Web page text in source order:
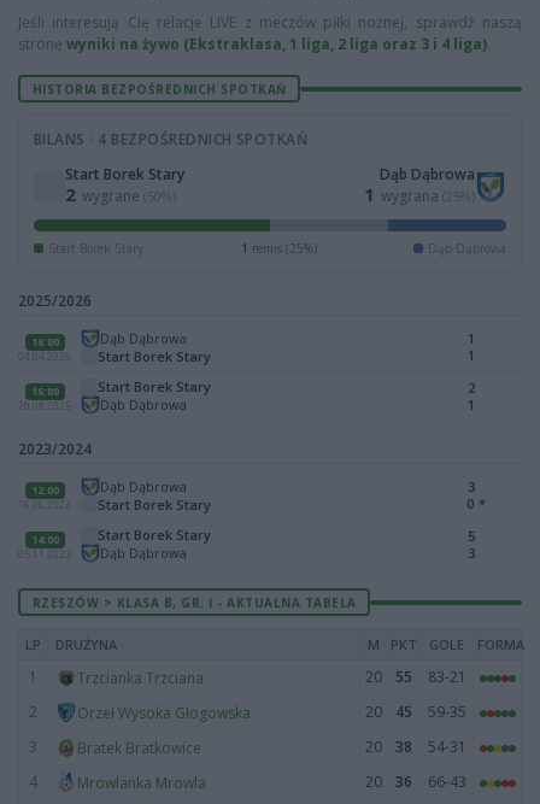
Jeśli interesują Cię relacje LIVE z meczów piłki nożnej, sprawdź naszą
stronę wyniki na żywo (Ekstraklasa, 1 liga, 2 liga oraz 3 i 4 liga).
HISTORIA BEZPOŚREDNICH SPOTKAŃ
BILANS · 4 BEZPOŚREDNICH SPOTKAŃ
Start Borek Stary
2 wygrane (50%)
Dąb Dąbrowa
1 wygrana (25%)
Start Borek Stary 1 remis (25%) Dąb Dąbrowa
2025/2026
16:00
04.04.2026
Dąb Dąbrowa
Start Borek Stary
1
1
16:00
20.09.2025
Start Borek Stary
Dąb Dąbrowa
2
1
2023/2024
12:00
16.06.2024
Dąb Dąbrowa
Start Borek Stary
3
0 *
14:00
05.11.2023
Start Borek Stary
Dąb Dąbrowa
5
3
RZESZÓW > KLASA B, GR. I - AKTUALNA TABELA
LP DRUŻYNA M PKT GOLE FORMA
1 Trzcianka Trzciana 20 55
83-21
2
Orzeł Wysoka Głogowska 20 45
59-35
3
Bratek Bratkowice 20 38
54-31
4
Mrowlanka Mrowla 20 36
66-43